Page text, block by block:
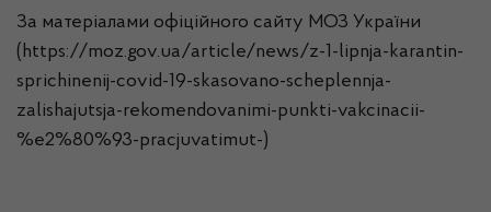
За матеріалами офіційного сайту МОЗ України
(https://moz.gov.ua/article/news/z-1-lipnja-karantin-
sprichinenij-covid-19-skasovano-scheplennja-
zalishajutsja-rekomendovanimi-punkti-vakcinacii-
%e2%80%93-pracjuvatimut-)